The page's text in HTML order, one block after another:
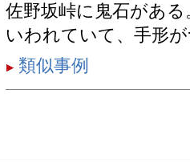
佐野坂峠に鬼石があ
いわれていて、手形
類似事例